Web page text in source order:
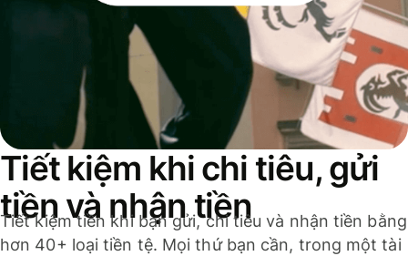
Tiết kiệm khi chi tiêu, gửi
tiền và nhận tiền
Tiết kiệm tiền khi bạn gửi, chi tiêu và nhận tiền bằng
hơn 40+ loại tiền tệ. Mọi thứ bạn cần, trong một tài